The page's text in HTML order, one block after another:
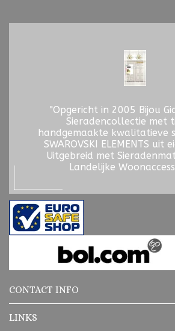
"Opgericht in 2005 Bijou
Sieradencollectie met
handgemaakte kwalitatieve
SWAROVSKI ELEMENTS uit
Uitgebreid met
Landelijke
CONTACT INFO
LINKS